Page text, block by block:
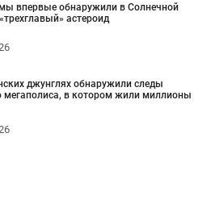
впервые обнаружили в Солнечной
астероид
джунглях обнаружили следы
мегаполиса, в котором жили миллионы